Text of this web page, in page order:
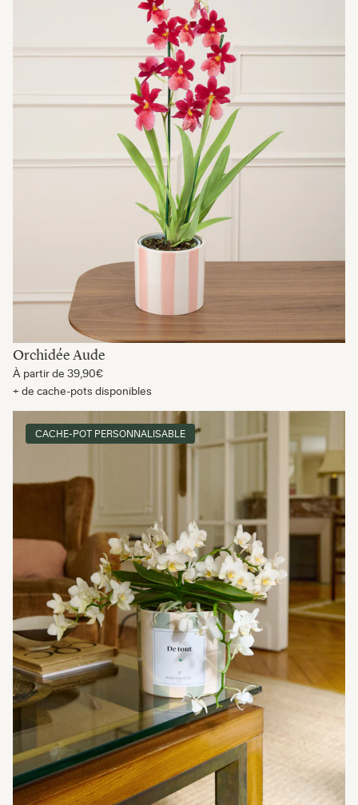
Orchidée Aude
À partir de 39,90€
+ de cache-pots disponibles
CACHE-POT PERSONNALISABLE